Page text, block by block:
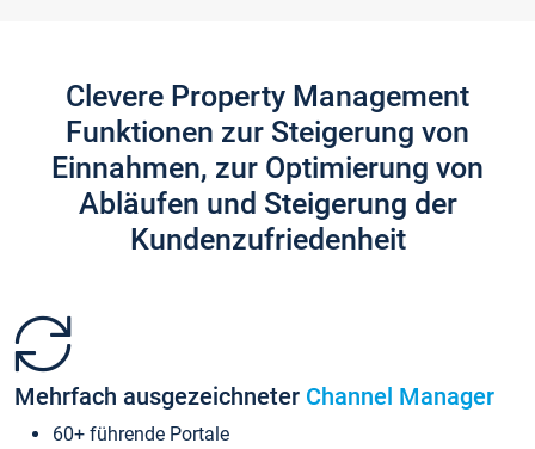
Clevere Property Management
Funktionen zur Steigerung von
Einnahmen, zur Optimierung von
Abläufen und Steigerung der
Kundenzufriedenheit
Mehrfach ausgezeichneter Channel Manager
60+ führende Portale